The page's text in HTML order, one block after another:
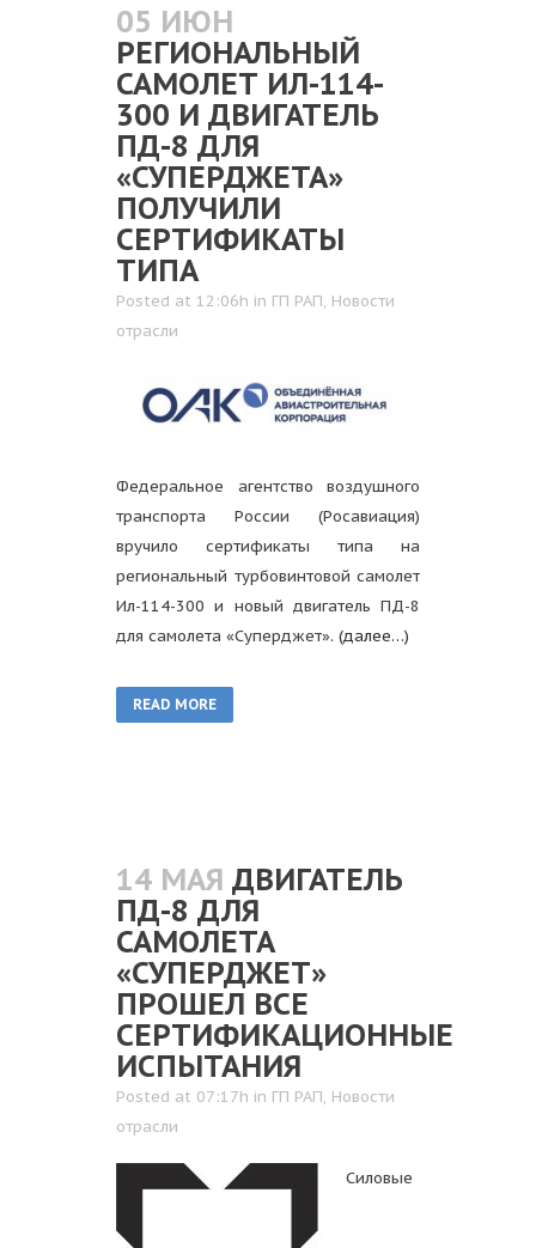
05 ИЮН
РЕГИОНАЛЬНЫЙ
САМОЛЕТ ИЛ-114-
300 И ДВИГАТЕЛЬ
ПД-8 ДЛЯ
«СУПЕРДЖЕТА»
ПОЛУЧИЛИ
СЕРТИФИКАТЫ
ТИПА
Posted at 12:06h in ГП РАП, Новости
отрасли
Федеральное агентство воздушного
транспорта России (Росавиация)
вручило сертификаты типа на
региональный турбовинтовой самолет
Ил-114-300 и новый двигатель ПД-8
для самолета «Суперджет». (далее…)
READ MORE
14 МАЯ ДВИГАТЕЛЬ
ПД-8 ДЛЯ
САМОЛЕТА
«СУПЕРДЖЕТ»
ПРОШЕЛ ВСЕ
СЕРТИФИКАЦИОННЫЕ
ИСПЫТАНИЯ
Posted at 07:17h in ГП РАП, Новости
отрасли
Силовые